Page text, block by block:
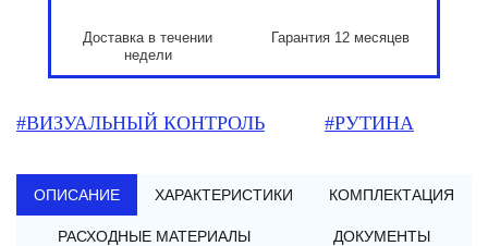
Доставка в течении
недели
Гарантия 12 месяцев
#ВИЗУАЛЬНЫЙ КОНТРОЛЬ #РУТИНА
ОПИСАНИЕ ХАРАКТЕРИСТИКИ КОМПЛЕКТАЦИЯ
РАСХОДНЫЕ МАТЕРИАЛЫ ДОКУМЕНТЫ